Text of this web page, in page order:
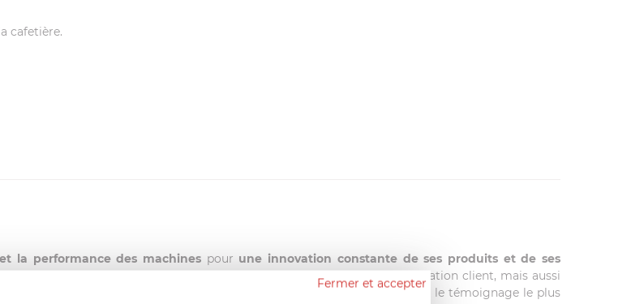
cafetière.
la performance des machines pour une innovation constante de ses produits et de ses
récompensant notamment sa politique d’innovation, la qualité de sa relation client, mais aussi
obtenue fin 2012 pour ses collections à poignées fixe et amovible en est le témoignage le plus
Fermer et accepter